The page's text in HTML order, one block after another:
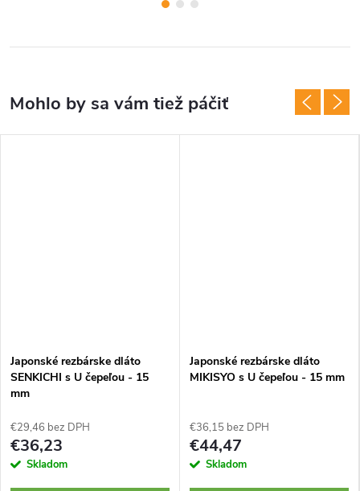
Japonské rezbárske dláto
SENKICHI s U čepeľou - 15
mm
€29,46 bez DPH
€36,23
Skladom
Japonské rezbárske dláto
MIKISYO s U čepeľou - 15 mm
€36,15 bez DPH
€44,47
Skladom